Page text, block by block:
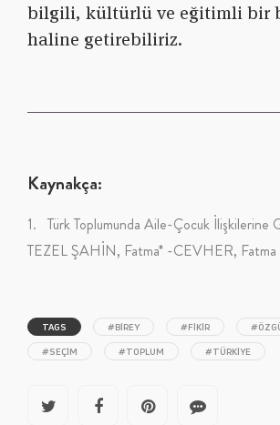
bilgili, kültürlü ve eğitimli bir
haline getirebiliriz.
Kaynakça:
1. Türk Toplumunda Aile-Çocuk İlişkilerine
TEZEL ŞAHİN, Fatma* -CEVHER, Fatma
TAGS #BIREY #FIKIR
#SEÇIM
#TOPLUM #TÜRKIYE